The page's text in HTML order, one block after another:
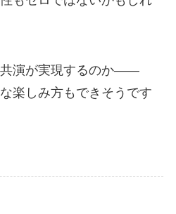
共演が実現するのか――
楽しみ方もできそうです